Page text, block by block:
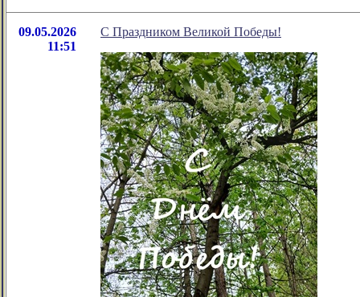
09.05.2026
11:51
С Праздником Великой Победы!